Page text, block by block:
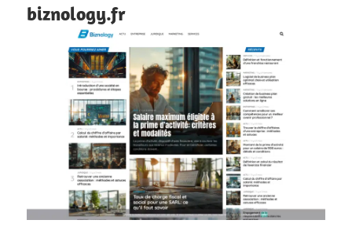
biznology.fr